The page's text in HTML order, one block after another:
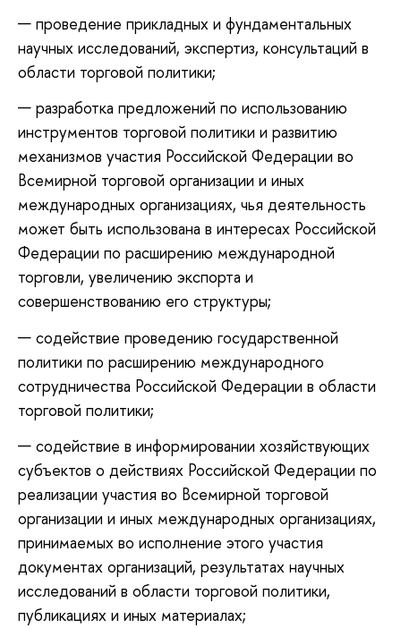
проведение прикладных и фундаментальных
научных исследований, экспертиз, консультаций в
области торговой политики;
разработка предложений по использованию
инструментов торговой политики и развитию
механизмов участия Российской Федерации во
Всемирной торговой организации и иных
международных организациях, чья деятельность
может быть использована в интересах Российской
Федерации по расширению международной
торговли, увеличению экспорта и
совершенствованию его структуры;
содействие проведению государственной
политики по расширению международного
сотрудничества Российской Федерации в области
торговой политики;
содействие в информировании хозяйствующих
субъектов о действиях Российской Федерации по
реализации участия во Всемирной торговой
организации и иных международных организациях,
принимаемых во исполнение этого участия
документах организаций, результатах научных
исследований в области торговой политики,
публикациях и иных материалах;